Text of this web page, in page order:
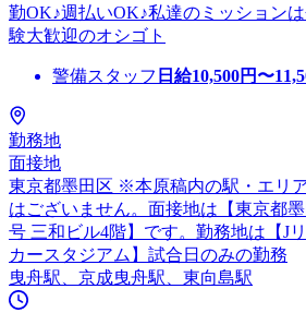
勤OK♪週払いOK♪私達のミッション
験大歓迎のオシゴト
警備スタッフ 日給10,500円〜
勤務地
面接地
東京都墨田区 ※本原稿内の駅・エリ
はございません。面接地は【東京都
号 三和ビル4階】です。勤務地は【J
カースタジアム】試合日のみの勤務
曳舟駅、京成曳舟駅、東向島駅